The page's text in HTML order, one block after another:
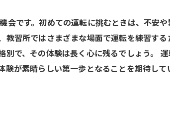
です。初めての運転に挑むときは、不安
習所ではさまざまな場面で運転を練習す
で、その体験は長く心に残るでしょう。
が素晴らしい第一歩となることを期待して